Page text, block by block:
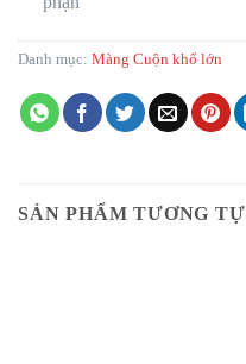
Danh mục: Màng Cuộn khổ lớn
SẢN PHẨM TƯƠNG TỰ